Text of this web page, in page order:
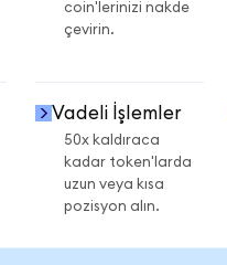
coin'lerinizi nakde
çevirin.
Vadeli İşlemler
50x kaldıraca
kadar token'larda
uzun veya kısa
pozisyon alın.